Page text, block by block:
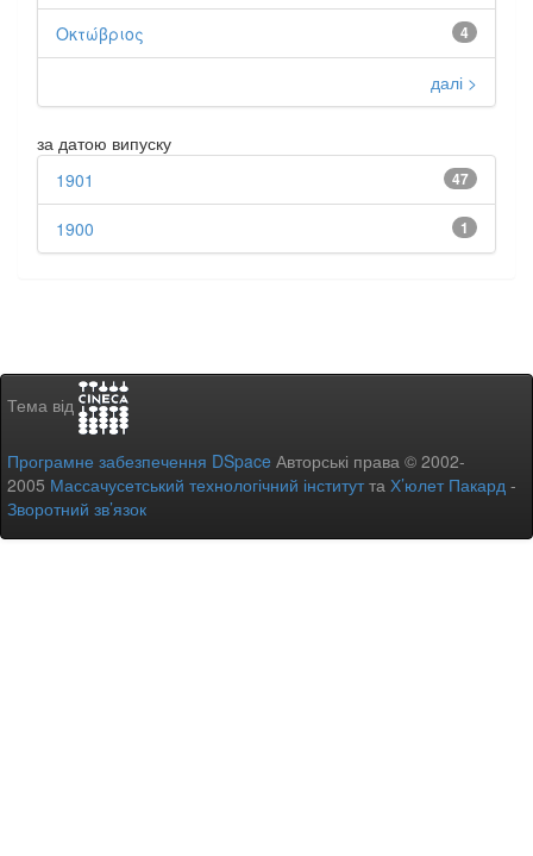
4
Οκτώβριος
далі >
за датою випуску
47
1901
1
1900
Тема від
Програмне забезпечення DSpace Авторські права © 2002-
2005 Массачусетський технологічний інститутта Х’юлет Пакард -
Зворотний зв’язок